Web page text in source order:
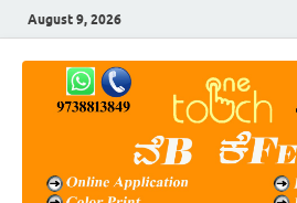
August 9, 2026